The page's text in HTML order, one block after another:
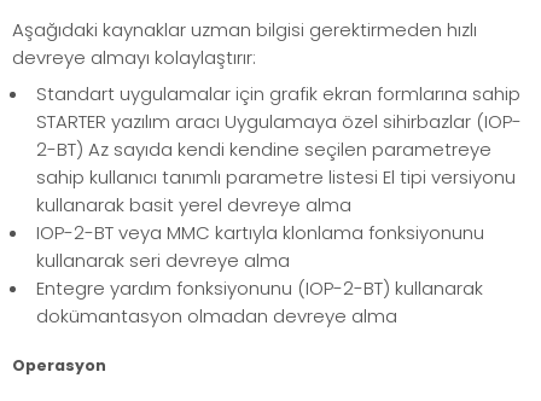
Aşağıdaki kaynaklar uzman bilgisi gerektirmeden hızlı
devreye almayı kolaylaştırır:
Standart uygulamalar için grafik ekran formlarına sahip
STARTER yazılım aracı Uygulamaya özel sihirbazlar (IOP-
2-BT) Az sayıda kendi kendine seçilen parametreye
sahip kullanıcı tanımlı parametre listesi El tipi versiyonu
kullanarak basit yerel devreye alma
IOP-2-BT veya MMC kartıyla klonlama fonksiyonunu
kullanarak seri devreye alma
Entegre yardım fonksiyonunu (IOP-2-BT) kullanarak
dokümantasyon olmadan devreye alma
Operasyon